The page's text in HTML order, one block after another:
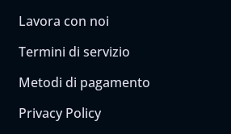
Lavora con noi
Termini di servizio
Metodi di pagamento
Privacy Policy